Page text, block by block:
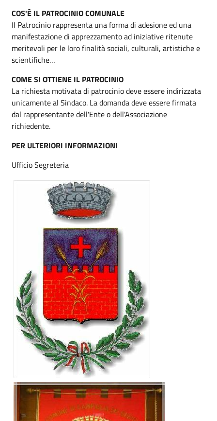
COS'È IL PATROCINIO COMUNALE
Il Patrocinio rappresenta una forma di adesione ed una
manifestazione di apprezzamento ad iniziative ritenute
meritevoli per le loro finalità sociali, culturali, artistiche e
scientifiche…
COME SI OTTIENE IL PATROCINIO
La richiesta motivata di patrocinio deve essere indirizzata
unicamente al Sindaco. La domanda deve essere firmata
dal rappresentante dell'Ente o dell'Associazione
richiedente.
PER ULTERIORI INFORMAZIONI
Ufficio Segreteria